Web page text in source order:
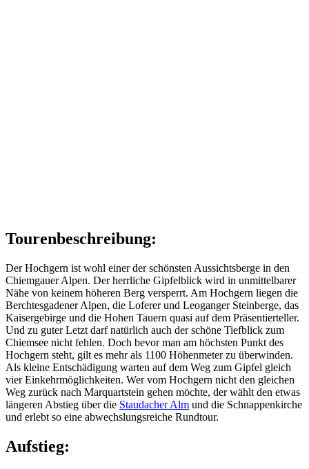
Tourenbeschreibung:
Der Hochgern ist wohl einer der schönsten Aussichtsberge in den
Chiemgauer Alpen. Der herrliche Gipfelblick wird in unmittelbarer
Nähe von keinem höheren Berg versperrt. Am Hochgern liegen die
Berchtesgadener Alpen, die Loferer und Leoganger Steinberge, das
Kaisergebirge und die Hohen Tauern quasi auf dem Präsentierteller.
Und zu guter Letzt darf natürlich auch der schöne Tiefblick zum
Chiemsee nicht fehlen. Doch bevor man am höchsten Punkt des
Hochgern steht, gilt es mehr als 1100 Höhenmeter zu überwinden.
Als kleine Entschädigung warten auf dem Weg zum Gipfel gleich
vier Einkehrmöglichkeiten. Wer vom Hochgern nicht den gleichen
Weg zurück nach Marquartstein gehen möchte, der wählt den etwas
längeren Abstieg über die Staudacher Alm und die Schnappenkirche
und erlebt so eine abwechslungsreiche Rundtour.
Aufstieg: